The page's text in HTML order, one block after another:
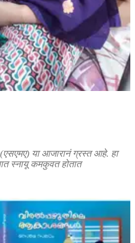
या आजारानं ग्रस्त आहे. हा
स्नायू कमकुवत होतात